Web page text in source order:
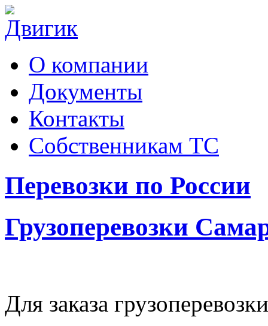
О компании
Документы
Контакты
Собственникам ТС
Перевозки по России
Грузоперевозки
Для заказа